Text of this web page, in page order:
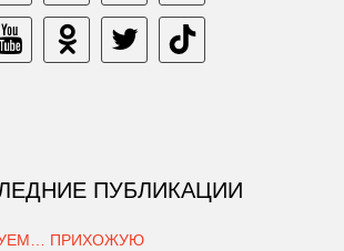
ПУБЛИКАЦИИ
ПРИХОЖУЮ